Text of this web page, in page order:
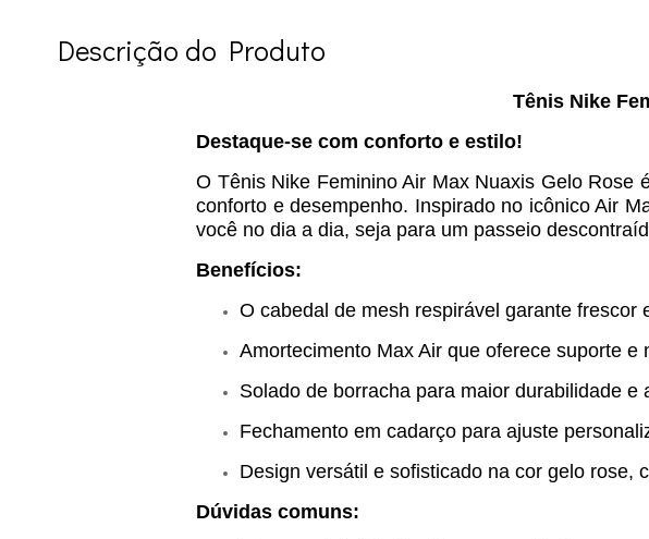
Descrição do Produto
Tênis Nike
Destaque-se com conforto e estilo!
O Tênis Nike Feminino Air Max Nuaxis Gelo Rose
conforto e desempenho. Inspirado no icônico Air
você no dia a dia, seja para um passeio
Benefícios:
O cabedal de mesh respirável garante
Amortecimento Max Air que oferece suporte e
Solado de borracha para maior durabilidade e
Fechamento em cadarço para ajuste
Design versátil e sofisticado na cor gelo rose,
Dúvidas comuns: